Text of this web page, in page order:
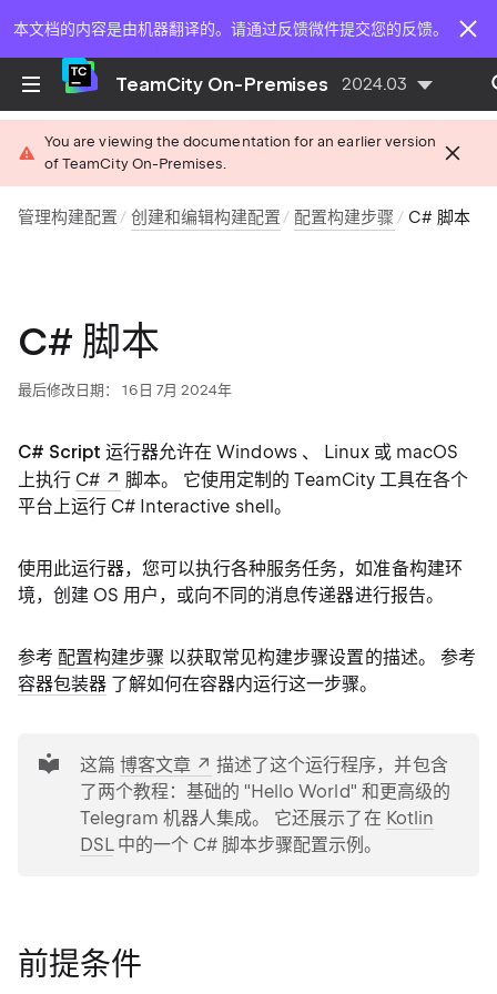
本文档的内容是由机器翻译的。请通过反馈微件提交您的反馈。
TeamCity On-Premises 2024.03
You are viewing the documentation for an earlier version
of TeamCity On-Premises.
管理构建配置 创建和编辑构建配置 配置构建步骤 C# 脚本
C# 脚本
最后修改日期： 16日 7月 2024年
C# Script 运行器允许在 Windows 、 Linux 或 macOS
上执行 C#
脚本。 它使用定制的 TeamCity 工具在各个
平台上运行 C# Interactive shell。
使用此运行器，您可以执行各种服务任务，如准备构建环
境，创建 OS 用户，或向不同的消息传递器进行报告。
参考 配置构建步骤 以获取常见构建步骤设置的描述。 参考
容器包装器 了解如何在容器内运行这一步骤。
这篇博客文章
描述了这个运行程序，并包含
了两个教程：基础的 "Hello World" 和更高级的
Telegram 机器人集成。 它还展示了在 Kotlin
DSL中的一个 C# 脚本步骤配置示例。
前提条件